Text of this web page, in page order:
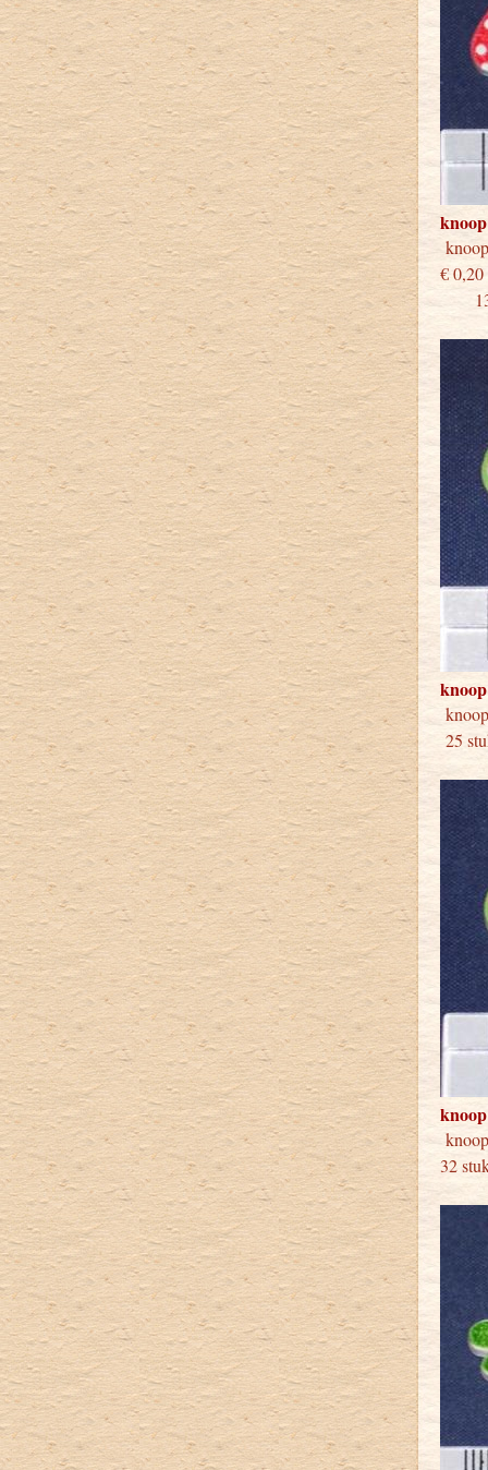
13
25
32